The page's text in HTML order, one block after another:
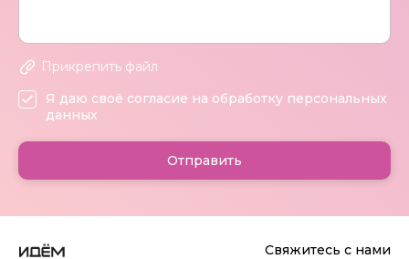
Свяжитесь с нами
Прикрепить файл
Я даю своё согласие на обработку персональных
данных
Отправить